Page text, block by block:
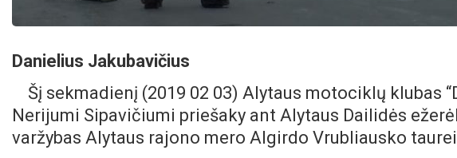
Danielius Jakubavičius
Šį sekmadienį (2019 02 03) Alytaus motociklų klubas
Nerijumi Sipavičiumi priešaky ant Alytaus Dailidės
varžybas Alytaus rajono mero Algirdo Vrubliausko